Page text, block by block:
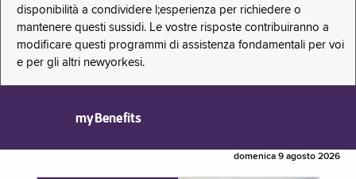
disponibilità a condividere l;esperienza per richiedere o
mantenere questi sussidi. Le vostre risposte contribuiranno a
modificare questi programmi di assistenza fondamentali per voi
e per gli altri newyorkesi.
myBenefits
domenica 9 agosto 2026